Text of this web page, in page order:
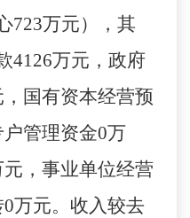
723万元），其
4126万元，政府
国有资本经营预
管理资金0万
，事业单位经营
万元。 收入较去